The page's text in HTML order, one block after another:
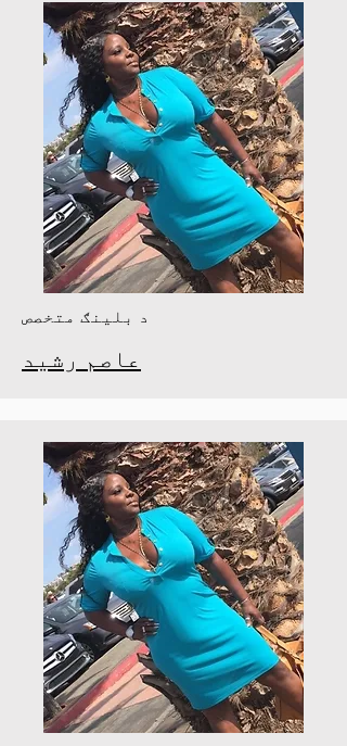
د بلینګ متخصص
عاصم رشید